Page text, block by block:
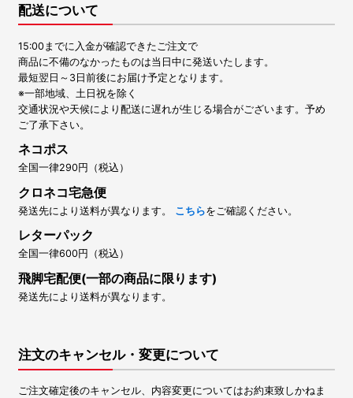
配送について
15:00までに入金が確認できたご注文で
商品に不備のなかったものは当日中に発送いたします。
最短翌日～3日前後にお届け予定となります。
※一部地域、土日祝を除く
交通状況や天候により配送に遅れが生じる場合がございます。予め
ご了承下さい。
ネコポス
全国一律290円（税込）
クロネコ宅急便
発送先により送料が異なります。 こちらをご確認ください。
レターパック
全国一律600円（税込）
飛脚宅配便(一部の商品に限ります)
発送先により送料が異なります。
注文のキャンセル・変更について
ご注文確定後のキャンセル、内容変更についてはお約束致しかねま